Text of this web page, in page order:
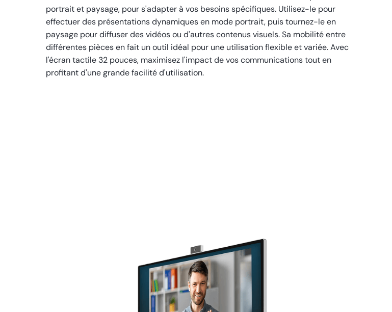
portrait et paysage, pour s'adapter à vos besoins spécifiques. Utilisez-le pour
effectuer des présentations dynamiques en mode portrait, puis tournez-le en
paysage pour diffuser des vidéos ou d'autres contenus visuels. Sa mobilité entre
différentes pièces en fait un outil idéal pour une utilisation flexible et variée. Avec
l'écran tactile 32 pouces, maximisez l'impact de vos communications tout en
profitant d'une grande facilité d'utilisation.